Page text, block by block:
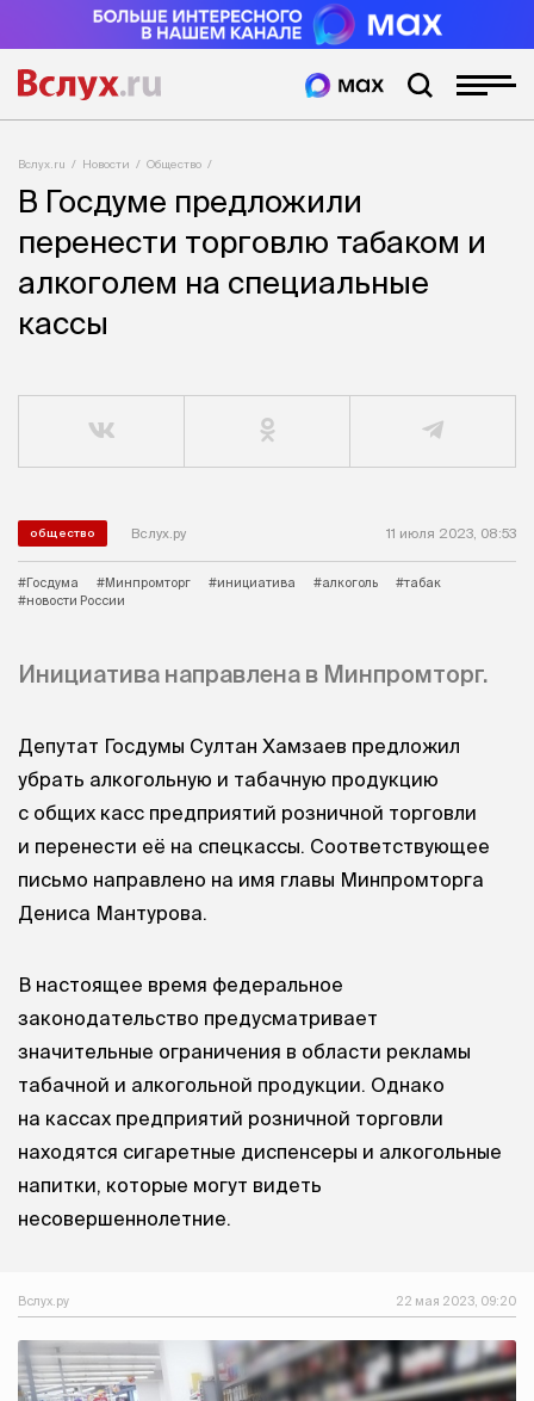
Вслух.ru Новости Общество
В Госдуме предложили
перенести торговлю табаком и
алкоголем на специальные
кассы
общество Вслух.ру 11 июля 2023, 08:53
#Госдума #Минпромторг #инициатива #алкоголь
#табак
#новости России
Инициатива направлена в Минпромторг.
Депутат Госдумы Султан Хамзаев предложил
убрать алкогольную и табачную продукцию
с общих касс предприятий розничной торговли
и перенести её на спецкассы. Соответствующее
письмо направлено на имя главы Минпромторга
Дениса Мантурова.
В настоящее время федеральное
законодательство предусматривает
значительные ограничения в области рекламы
табачной и алкогольной продукции. Однако
на кассах предприятий розничной торговли
находятся сигаретные диспенсеры и алкогольные
напитки, которые могут видеть
несовершеннолетние.
Вслух.ру 22 мая 2023, 09:20